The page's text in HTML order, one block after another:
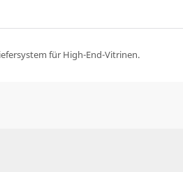
für High-End-Vitrinen.